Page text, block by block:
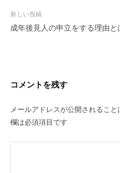
ゲ
ー
新しい投稿
成年後見人の申立をする理由と
コメントを残す
メールアドレスが公開されること
欄は必須項目です